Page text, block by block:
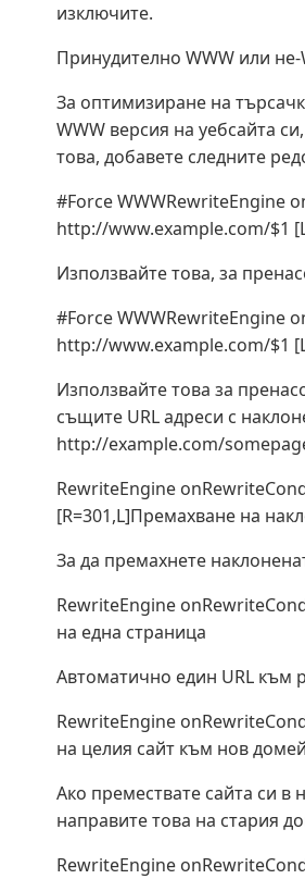
изключите.
Принудително WWW или
За оптимизиране на
WWW версия на уебсайта
това, добавете следните
#Force WWWRewriteEngine
http://www.example.com/$1
Използвайте това, за
#Force WWWRewriteEngine
http://www.example.com/$1
Използвайте това за
същите URL адреси с
http://example.com/
RewriteEngine
[R=301,L]Премахване на
За да премахнете
RewriteEngine
на една страница
Автоматично един URL към
RewriteEngine
на целия сайт към нов
Ако премествате сайта си
направите това на стария
RewriteEngine